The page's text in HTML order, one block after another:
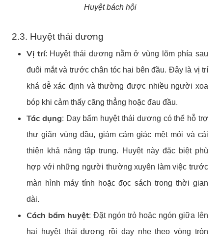
Huyệt bách hội
2.3. Huyệt thái dương
Vị trí: Huyệt thái dương nằm ở vùng lõm phía sau
đuôi mắt và trước chân tóc hai bên đầu. Đây là vị trí
khá dễ xác định và thường được nhiều người xoa
bóp khi cảm thấy căng thẳng hoặc đau đầu.
Tác dụng: Day bấm huyệt thái dương có thể hỗ trợ
thư giãn vùng đầu, giảm cảm giác mệt mỏi và cải
thiện khả năng tập trung. Huyệt này đặc biệt phù
hợp với những người thường xuyên làm việc trước
màn hình máy tính hoặc đọc sách trong thời gian
dài.
Cách bấm huyệt: Đặt ngón trỏ hoặc ngón giữa lên
hai huyệt thái dương rồi day nhẹ theo vòng tròn